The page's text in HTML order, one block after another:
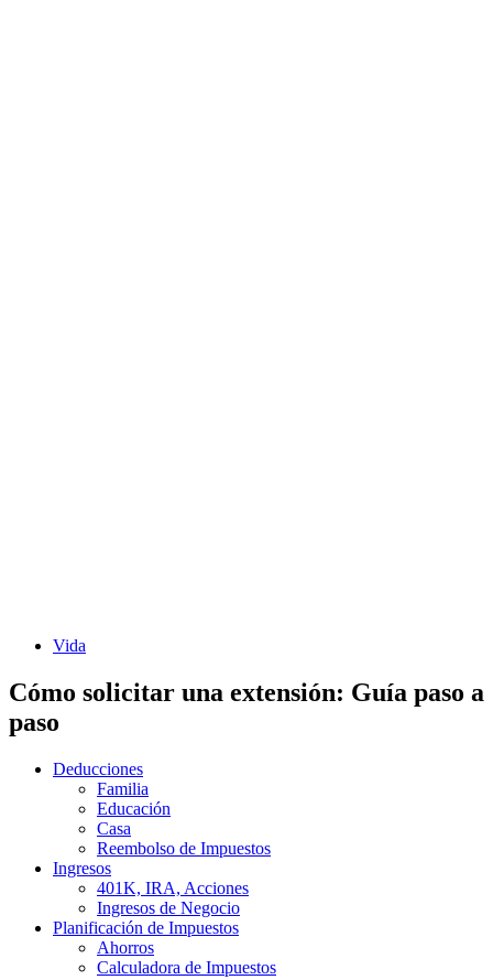
Vida
Cómo solicitar una extensión: Guía paso a
paso
Deducciones
Familia
Educación
Casa
Reembolso de Impuestos
Ingresos
401K, IRA, Acciones
Ingresos de Negocio
Planificación de Impuestos
Ahorros
Calculadora de Impuestos